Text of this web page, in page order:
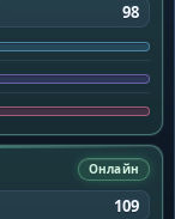
98
Онлайн
109